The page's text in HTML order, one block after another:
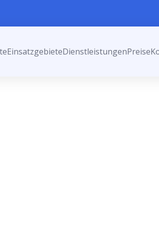
EinsatzgebieteDienstleistungenPreise